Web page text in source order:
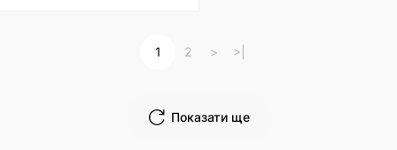
Показати ще
1 2 > >|